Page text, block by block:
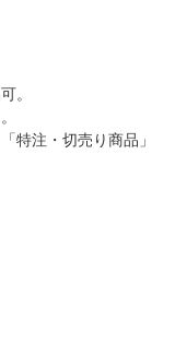
。
特注・切売り商品」